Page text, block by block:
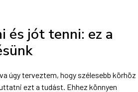
és jót tenni: ez a
úgy terveztem, hogy szélesebb körhöz
ezt a tudást. Ehhez könnyen